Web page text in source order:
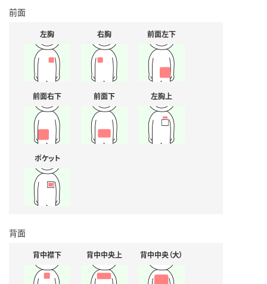
前面
左胸 右胸 前面左下
前面右下 前面下 左胸上
ポケット
背面
背中襟下 背中中央上 背中中央（大）